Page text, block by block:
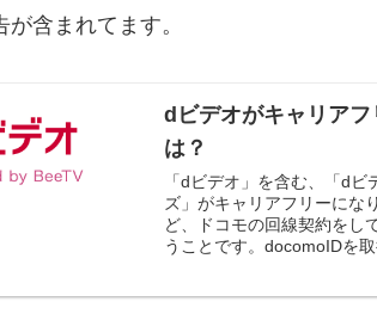
含まれてます。
dビデオがキャリア
は？
「dビデオ」を含む、「d
ズ」がキャリアフリーにな
ど、ドコモの回線契約をし
うことです。docomoIDを